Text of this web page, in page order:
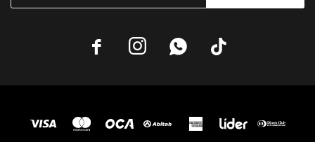
   